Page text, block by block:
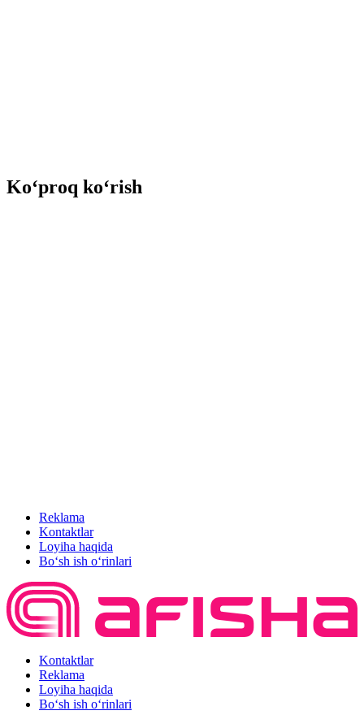
Ko‘proq ko‘rish
Reklama
Kontaktlar
Loyiha haqida
Bo‘sh ish o‘rinlari
Kontaktlar
Reklama
Loyiha haqida
Bo‘sh ish o‘rinlari